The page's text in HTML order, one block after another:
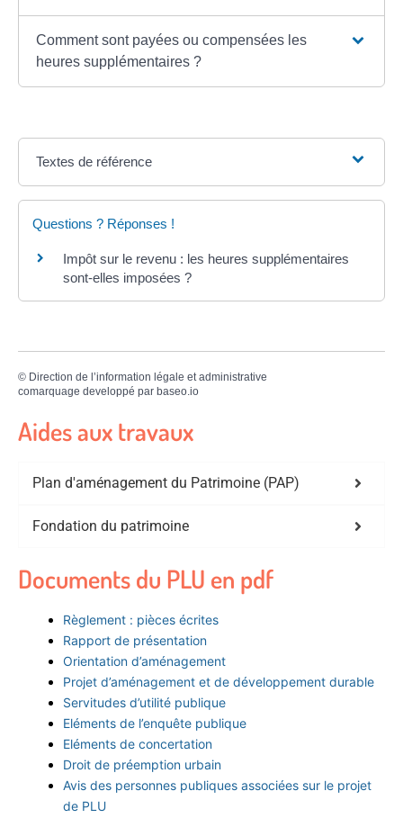
Comment sont payées ou compensées les
heures supplémentaires ?
Textes de référence
Questions ? Réponses !
Impôt sur le revenu : les heures supplémentaires
sont-elles imposées ?
© Direction de l’information légale et administrative
comarquage developpé par baseo.io
Aides aux travaux
Plan d'aménagement du Patrimoine (PAP)
Fondation du patrimoine
Documents du PLU en pdf
Règlement : pièces écrites
Rapport de présentation
Orientation d’aménagement
Projet d’aménagement et de développement durable
Servitudes d’utilité publique
Eléments de l’enquête publique
Eléments de concertation
Droit de préemption urbain
Avis des personnes publiques associées sur le projet
de PLU